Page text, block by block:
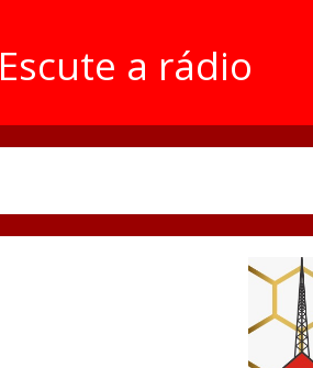
Escute a rádio